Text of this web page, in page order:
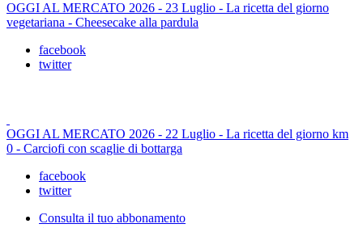
OGGI AL MERCATO 2026 - 23 Luglio - La ricetta del giorno
vegetariana - Cheesecake alla pardula
facebook
twitter
OGGI AL MERCATO 2026 - 22 Luglio - La ricetta del giorno km
0 - Carciofi con scaglie di bottarga
facebook
twitter
Consulta il tuo abbonamento